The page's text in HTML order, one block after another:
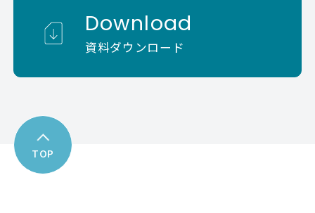
Download
資料ダウンロード
TOP